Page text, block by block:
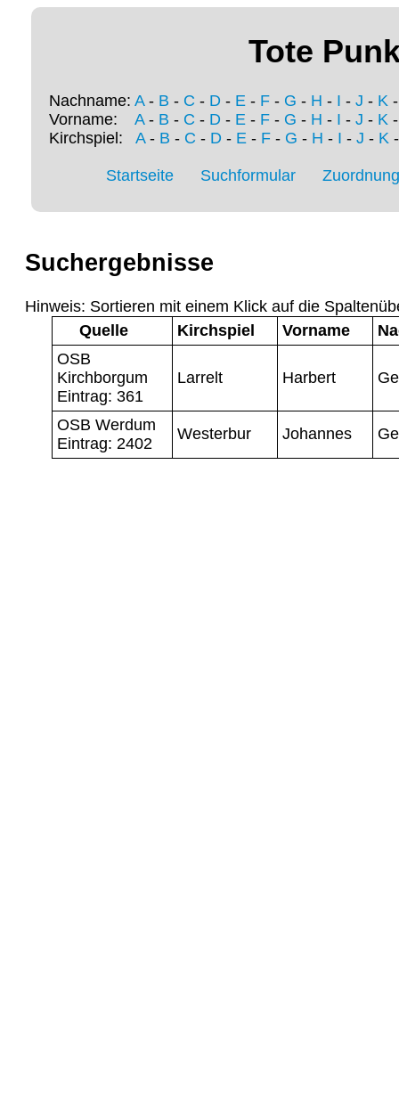
Tote
Nachname: A- B - C - D - E - F - G - H - I - J - K
Vorname: A- B - C - D - E - F - G - H - I - J - K
Kirchspiel: A- B - C - D- E- F- G - H - I - J - K
Startseite Suchformular
Suchergebnisse
Hinweis: Sortieren mit einem Klick auf die
Quelle
Kirchspiel Vorname
OSB
Kirchborgum
Eintrag: 361
Larrelt Harbert
OSB Werdum
Eintrag: 2402
Westerbur Johannes